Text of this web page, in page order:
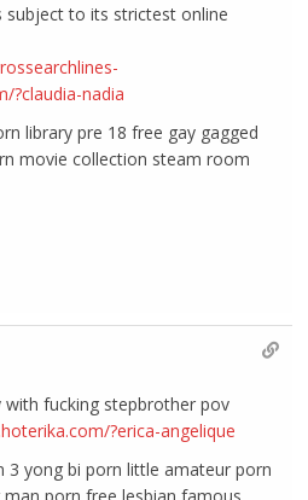
subject to its strictest online
?claudia-nadia
library pre 18 free gay gagged
movie collection steam room
with fucking stepbrother pov
?erica-angelique
3 yong bi porn little amateur porn